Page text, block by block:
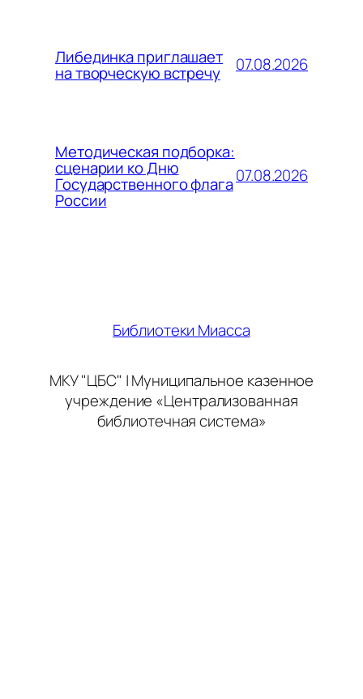
Либединка приглашает
на творческую встречу 07.08.2026
Методическая подборка:
сценарии ко Дню
Государственного флага
России
07.08.2026
Библиотеки Миасса
МКУ "ЦБС" | Муниципальное казенное
учреждение «Централизованная
библиотечная система»